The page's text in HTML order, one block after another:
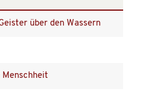
über den Wassern
Menschheit